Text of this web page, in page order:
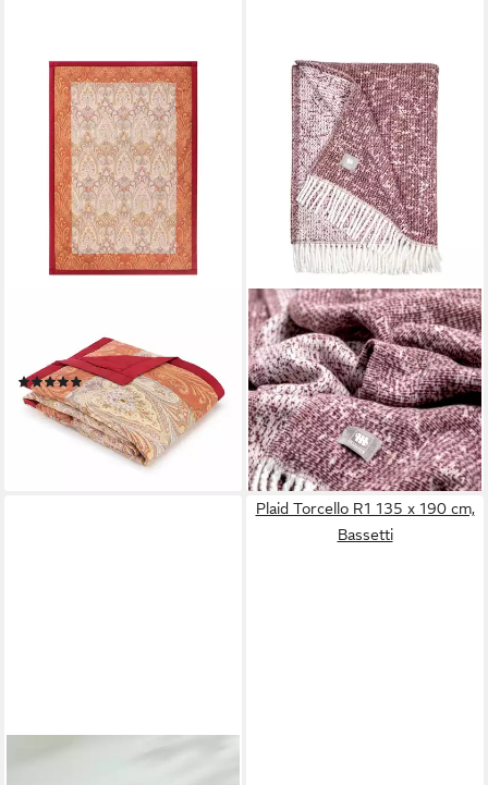
Plaid ISOLABELLA, aus
Baumwolle mit Paisleymuster
(1)
189,00 €
lieferbar - in 4-5 Werktagen bei dir
MUSTERRING
Tagesdecke EASE
Tagesdecke, 140 x 200 cm in
Rose
89,95 €
lieferbar - in 3-4 Werktagen bei dir
Plaid Torcello R1 135 x 190 cm,
Bassetti